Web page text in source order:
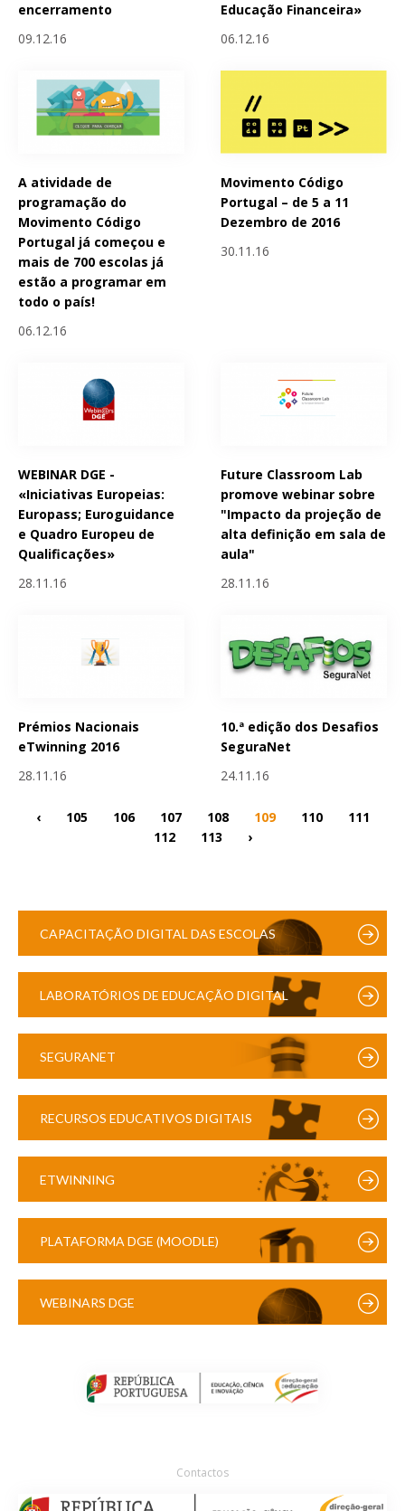
encerramento
09.12.16
Educação Financeira»
06.12.16
A atividade de
programação do
Movimento Código
Portugal já começou e
mais de 700 escolas já
estão a programar em
todo o país!
06.12.16
Movimento Código
Portugal – de 5 a 11
Dezembro de 2016
30.11.16
WEBINAR DGE -
«Iniciativas Europeias:
Europass; Euroguidance
e Quadro Europeu de
Qualificações»
28.11.16
Future Classroom Lab
promove webinar sobre
"Impacto da projeção de
alta definição em sala de
aula"
28.11.16
Prémios Nacionais
eTwinning 2016
28.11.16
10.ª edição dos Desafios
SeguraNet
24.11.16
‹ 105 106 107 108 109 110
111
112
113 ›
CAPACITAÇÃO DIGITAL DAS ESCOLAS
LABORATÓRIOS DE EDUCAÇÃO DIGITAL
SEGURANET
RECURSOS EDUCATIVOS DIGITAIS
ETWINNING
PLATAFORMA DGE (MOODLE)
WEBINARS DGE
Contactos